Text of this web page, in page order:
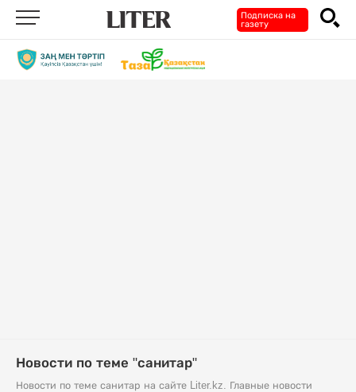
Подписка на
газету
Новости по теме "санитар"
Новости по теме санитар на сайте Liter.kz. Главные новости